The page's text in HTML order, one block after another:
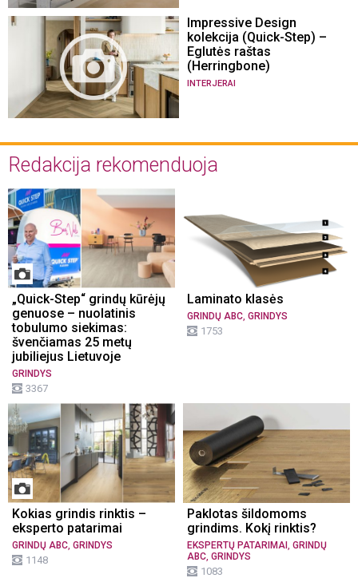
Impressive Design
kolekcija (Quick-Step) –
Eglutės raštas
(Herringbone)
INTERJERAI
Redakcija rekomenduoja
„Quick-Step“ grindų kūrėjų
genuose – nuolatinis
tobulumo siekimas:
švenčiamas 25 metų
jubiliejus Lietuvoje
GRINDYS
3367
Laminato klasės
GRINDŲ ABC GRINDYS
1753
Kokias grindis rinktis –
eksperto patarimai
GRINDŲ ABC GRINDYS
1148
Paklotas šildomoms
grindims. Kokį rinktis?
EKSPERTŲ PATARIMAI
GRINDŲ
ABC GRINDYS
1083